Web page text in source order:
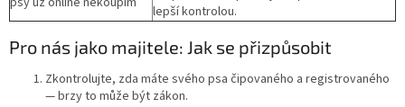
lepší kontrolou.
Pro nás jako majitele: Jak se přizpůsobit
Zkontrolujte, zda máte svého psa čipovaného a registrovaného
— brzy to může být zákon.